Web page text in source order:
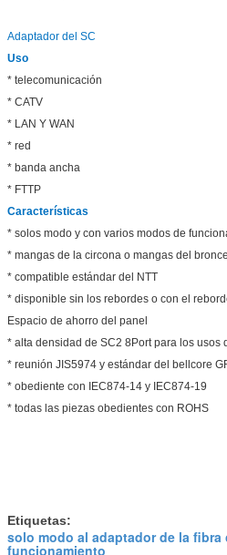
Adaptador del SC
Uso
* telecomunicación
* CATV
* LAN Y WAN
* red
* banda ancha
* FTTP
Características
* solos modo y con varios modos de
* mangas de la circona o mangas del
* compatible estándar del NTT
* disponible sin los rebordes o con el
Espacio de ahorro del panel
* alta densidad de SC2 8Port para los
* reunión JIS5974 y estándar del bellcore
* obediente con IEC874-14 y IEC874-19
* todas las piezas obedientes con ROHS
Etiquetas:
solo modo al adaptador de la
funcionamiento